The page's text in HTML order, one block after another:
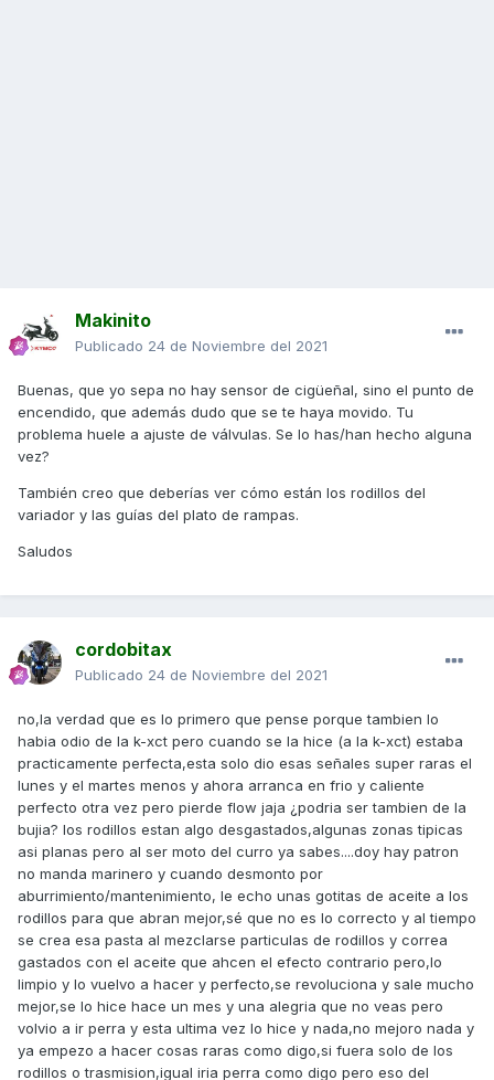
Makinito
Publicado 24 de Noviembre del 2021
Buenas, que yo sepa no hay sensor de cigüeñal, sino el punto de
encendido, que además dudo que se te haya movido. Tu
problema huele a ajuste de válvulas. Se lo has/han hecho alguna
vez?
También creo que deberías ver cómo están los rodillos del
variador y las guías del plato de rampas.
Saludos
cordobitax
Publicado 24 de Noviembre del 2021
no,la verdad que es lo primero que pense porque tambien lo
habia odio de la k-xct pero cuando se la hice (a la k-xct) estaba
practicamente perfecta,esta solo dio esas señales super raras el
lunes y el martes menos y ahora arranca en frio y caliente
perfecto otra vez pero pierde flow jaja ¿podria ser tambien de la
bujia? los rodillos estan algo desgastados,algunas zonas tipicas
asi planas pero al ser moto del curro ya sabes....doy hay patron
no manda marinero y cuando desmonto por
aburrimiento/mantenimiento, le echo unas gotitas de aceite a los
rodillos para que abran mejor,sé que no es lo correcto y al tiempo
se crea esa pasta al mezclarse particulas de rodillos y correa
gastados con el aceite que ahcen el efecto contrario pero,lo
limpio y lo vuelvo a hacer y perfecto,se revoluciona y sale mucho
mejor,se lo hice hace un mes y una alegria que no veas pero
volvio a ir perra y esta ultima vez lo hice y nada,no mejoro nada y
ya empezo a hacer cosas raras como digo,si fuera solo de los
rodillos o trasmision,igual iria perra como digo pero eso del